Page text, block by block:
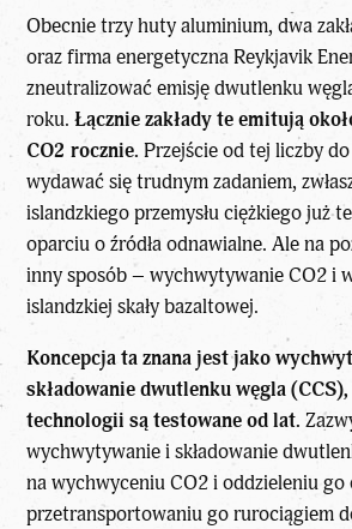
Obecnie trzy huty aluminium, dwa
oraz firma energetyczna Reykjavik
zneutralizować emisję dwutlenku
roku.Łącznie zakłady te emitują
CO2 rocznie.Przejście od tej liczby
wydawać się trudnym zadaniem,
islandzkiego przemysłu ciężkiego już
oparciu o źródła odnawialne. Ale na
inny sposób – wychwytywanie CO2 i
islandzkiej skały bazaltowej.
Koncepcja ta znana jest jako
składowanie dwutlenku węgla
technologii są testowane od lat.
wychwytywanie i składowanie
na wychwyceniu CO2 i oddzieleniu go
przetransportowaniu go rurociągiem